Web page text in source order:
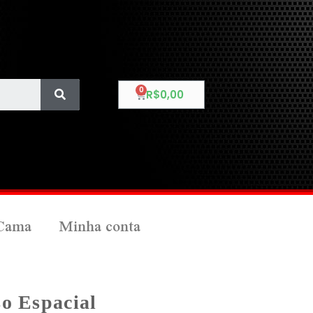
R$0,00
Minha conta
Espacial